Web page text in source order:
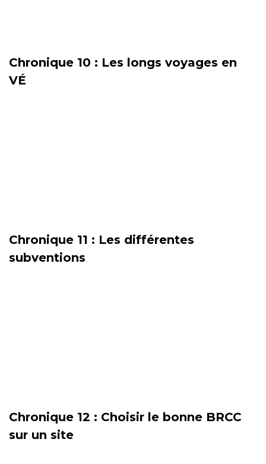
Chronique 10 : Les longs voyages en
VÉ
Chronique 11 : Les différentes
subventions
Chronique 12 : Choisir le bonne BRCC
sur un site